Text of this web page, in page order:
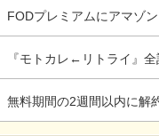
FODプレミアムにアマゾ
『モトカレ←リトライ』
無料期間の2週間以内に解